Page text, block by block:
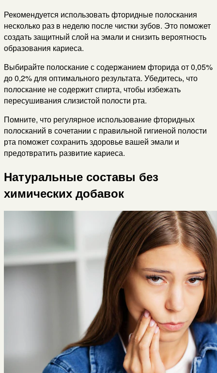
Рекомендуется использовать фторидные полоскания
несколько раз в неделю после чистки зубов. Это поможет
создать защитный слой на эмали и снизить вероятность
образования кариеса.
Выбирайте полоскание с содержанием фторида от 0,05%
до 0,2% для оптимального результата. Убедитесь, что
полоскание не содержит спирта, чтобы избежать
пересушивания слизистой полости рта.
Помните, что регулярное использование фторидных
полосканий в сочетании с правильной гигиеной полости
рта поможет сохранить здоровье вашей эмали и
предотвратить развитие кариеса.
Натуральные составы без
химических добавок